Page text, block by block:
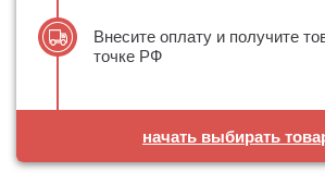
Внесите оплату и получите
точке РФ
начать выбирать